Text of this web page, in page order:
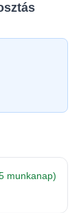
munkanap)